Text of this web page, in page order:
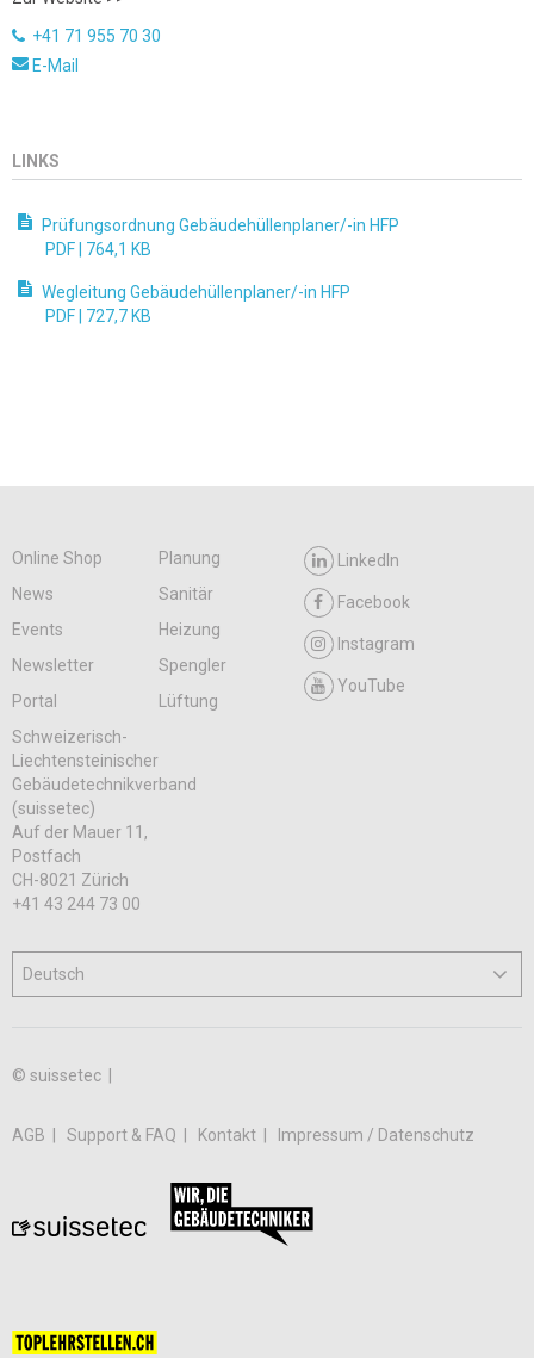
+41 71 955 70 30
E-Mail
LINKS
Prüfungsordnung Gebäudehüllenplaner/-in HFP
PDF | 764,1 KB
Wegleitung Gebäudehüllenplaner/-in HFP
PDF | 727,7 KB
Online Shop
Planung
News
Sanitär
Events
Heizung
Newsletter
Spengler
Portal
Lüftung
LinkedIn
Facebook
Instagram
YouTube
Schweizerisch-
Liechtensteinischer
Gebäudetechnikverband
(suissetec)
Auf der Mauer 11,
Postfach
CH-8021 Zürich
+41 43 244 73 00
© suissetec |
AGB Support & FAQ Kontakt Impressum / Datenschutz